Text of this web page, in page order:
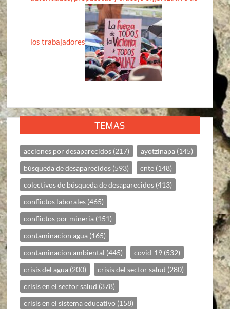
los trabajadores
TEMAS
acciones por desaparecidos (217) ayotzinapa (145)
búsqueda de desaparecidos (593) cnte (148)
colectivos de búsqueda de desaparecidos (413)
conflictos laborales (465)
conflictos por mineria (151)
contaminacion agua (165)
contaminacion ambiental (445) covid-19 (532)
crisis del agua (200) crisis del sector salud (280)
crisis en el sector salud (378)
crisis en el sistema educativo (158)